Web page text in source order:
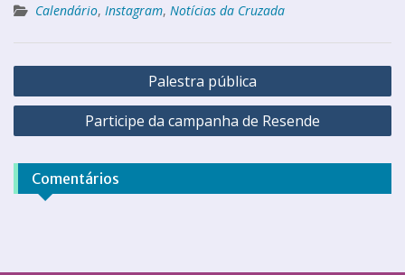
Calendário, Instagram, Notícias da Cruzada
Palestra pública
Participe da campanha de Resende
Comentários